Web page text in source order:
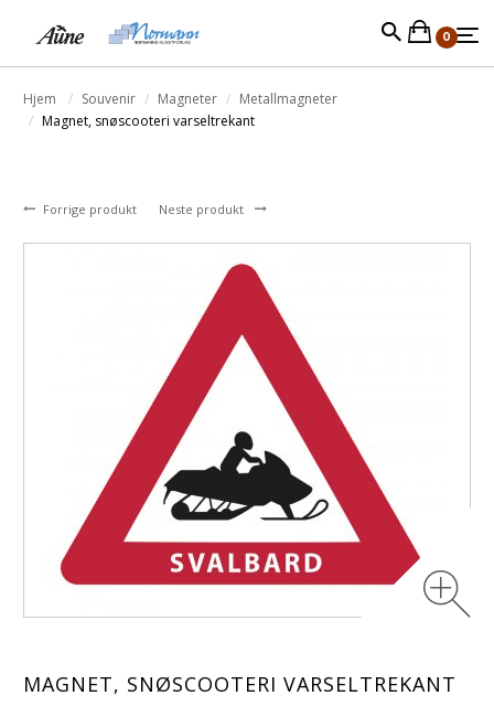
0
Hjem Souvenir Magneter
Metallmagneter
Magnet, snøscooteri varseltrekant
Forrige produkt Neste produkt
MAGNET, SNØSCOOTERI VARSELTREKANT